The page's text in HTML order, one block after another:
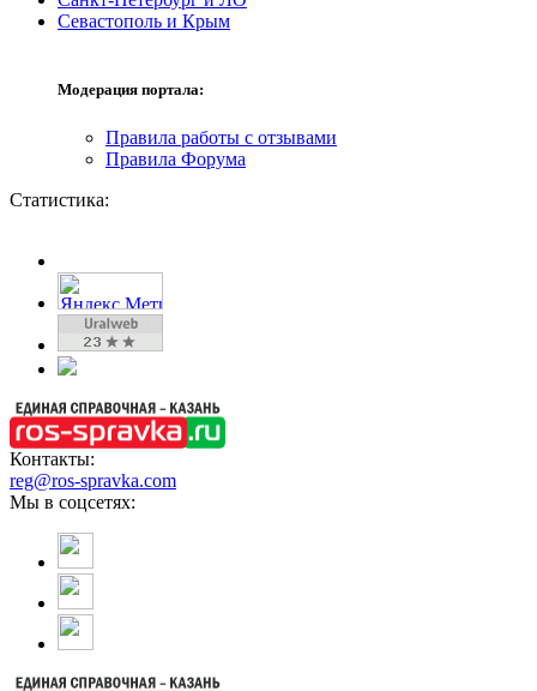
Севастополь и Крым
Модерация портала:
Правила работы с отзывами
Правила Форума
Статистика:
Контакты:
reg@ros-spravka.com
Мы в соцсетях: